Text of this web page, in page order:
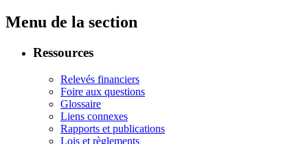
Menu de la section
Ressources
Relevés financiers
Foire aux questions
Glossaire
Liens connexes
Rapports et publications
Lois et règlements